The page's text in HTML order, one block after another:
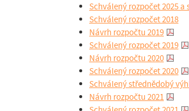
Schválený rozpočet 2025
Schválený rozpočet 2018
Návrh rozpočtu 2019
Schválený rozpočet 2019
Návrh rozpočtu 2020
Schválený rozpočet 2020
Schválený střednědobý
Návrh rozpočtu 2021